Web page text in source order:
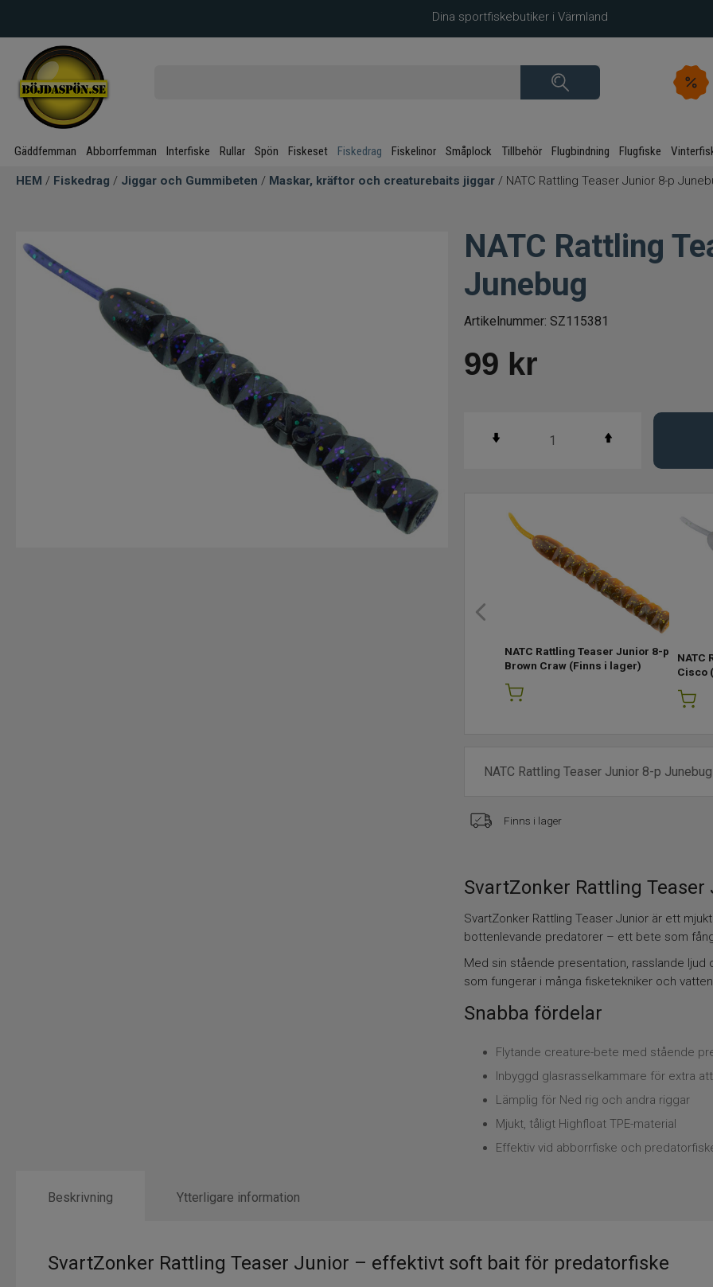
Dina sportfiskebutiker i Värmland
Gäddfemman Abborrfemman Interfiske Rullar Spön Fiskeset Fiskedrag Fiskelinor Småplock Tillbehör Flugbindning Flugfiske
HEM / Fiskedrag / Jiggar och Gummibeten / Maskar, kräftor och creaturebaits jiggar / NATC Rattling Teaser Junior 8-p
NATC Rattling
Junebug
Artikelnummer: SZ115381
99 kr
NATC Rattling Teaser Junior 8-p
Brown Craw (Finns i lager)
NATC
Cisco
Finns i lager
SvartZonker Rattling Teaser
SvartZonker Rattling Teaser Junior är ett
bottenlevande predatorer – ett bete som
Med sin stående presentation, rasslande
som fungerar i många fisketekniker och
Snabba fördelar
Flytande creature-bete med stående
Inbyggd glasrasselkammare för extra
Lämplig för Ned rig och andra riggar
Mjukt, tåligt Highfloat TPE-material
Effektiv vid abborrfiske och
Beskrivning
SvartZonker Rattling Teaser Junior – effektivt soft bait för predatorfiske
Ytterligare information